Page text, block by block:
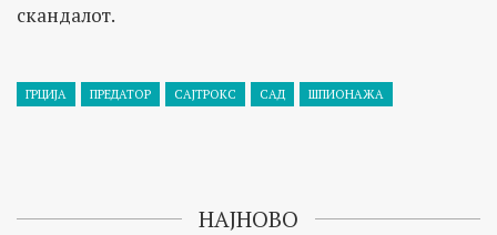
скандалот.
ГРЦИЈА ПРЕДАТОР САЈТРОКС САД ШПИОНАЖА
НАЈНОВО